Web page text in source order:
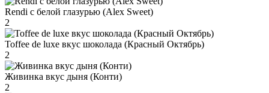
Rendi с белой глазурью (Alex Sweet)
2
Toffee de luxe вкус шоколада (Красный Октябрь)
2
Живинка вкус дыня (Конти)
2